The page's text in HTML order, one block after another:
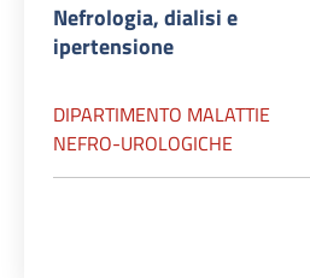
Nefrologia, dialisi e
ipertensione
DIPARTIMENTO MALATTIE
NEFRO-UROLOGICHE